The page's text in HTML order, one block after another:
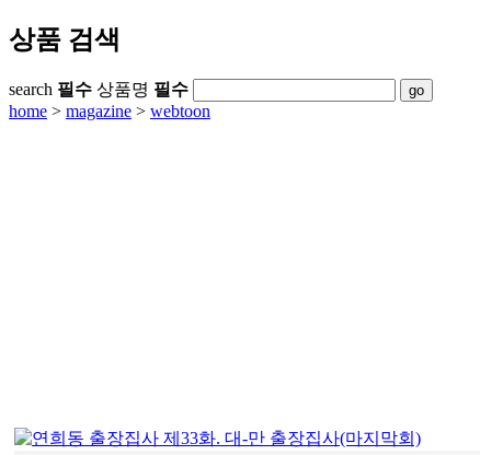
상품 검색
search 필수 상품명 필수
home > magazine > webtoon